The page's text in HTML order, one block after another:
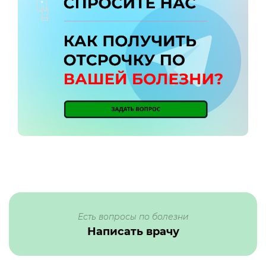
Есть вопросы по болезни
Написать врачу